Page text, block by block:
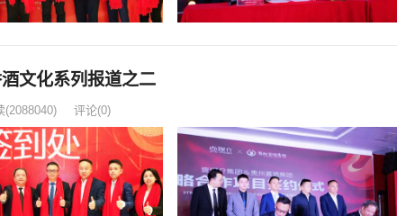
文化系列报道之二
(2088040) 评论(0)